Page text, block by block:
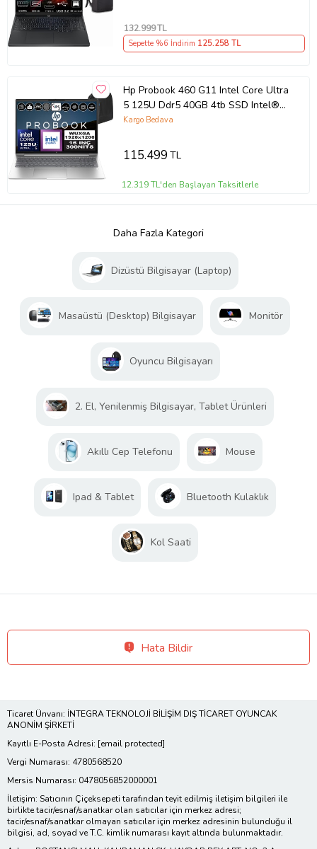
132.999TL
Sepette %6 İndirim 125.258TL
Hp Probook 460 G11 Intel Core Ultra
5 125U Ddr5 40GB 4tb SSD Intel®
Aı Boost 16" Wuxga IPS Freedos
Zetta Çanta
Kargo Bedava
115.499TL
12.319 TL'den Başlayan Taksitlerle
Daha Fazla Kategori
Dizüstü Bilgisayar (Laptop)
Masaüstü (Desktop) Bilgisayar Monitör
Oyuncu Bilgisayarı
2. El, Yenilenmiş Bilgisayar, Tablet Ürünleri
Akıllı Cep Telefonu Mouse
Ipad & Tablet Bluetooth Kulaklık
Kol Saati
Hata Bildir
Ticaret Ünvanı: İNTEGRA TEKNOLOJİ BİLİŞİM DIŞ TİCARET OYUNCAK
ANONİM ŞİRKETİ
Kayıtlı E-Posta Adresi: [email protected]
Vergi Numarası: 4780568520
Mersis Numarası: 0478056852000001
İletişim: Satıcının Çiçeksepeti tarafından teyit edilmiş iletişim bilgileri ile
birlikte tacir/esnaf/sanatkar olan satıcılar için merkez adresi;
tacir/esnaf/sanatkar olmayan satıcılar için merkez adresinin bulunduğu il
bilgisi, ad, soyad ve T.C. kimlik numarası kayıt altında bulunmaktadır.